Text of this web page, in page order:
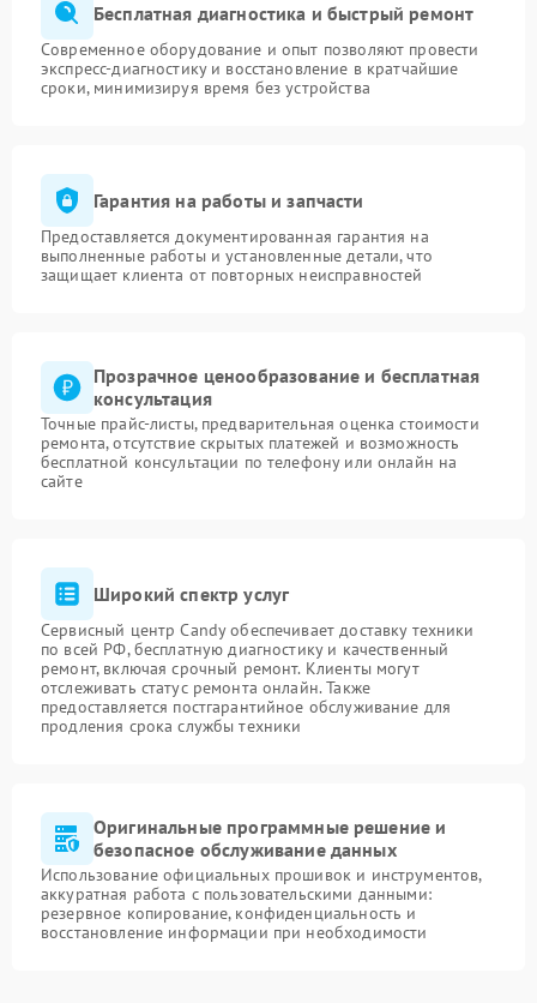
Бесплатная диагностика и быстрый ремонт
Современное оборудование и опыт позволяют провести
экспресс-диагностику и восстановление в кратчайшие
сроки, минимизируя время без устройства
Гарантия на работы и запчасти
Предоставляется документированная гарантия на
выполненные работы и установленные детали, что
защищает клиента от повторных неисправностей
Прозрачное ценообразование и бесплатная
консультация
Точные прайс-листы, предварительная оценка стоимости
ремонта, отсутствие скрытых платежей и возможность
бесплатной консультации по телефону или онлайн на
сайте
Широкий спектр услуг
Сервисный центр Candy обеспечивает доставку техники
по всей РФ, бесплатную диагностику и качественный
ремонт, включая срочный ремонт. Клиенты могут
отслеживать статус ремонта онлайн. Также
предоставляется постгарантийное обслуживание для
продления срока службы техники
Оригинальные программные решение и
безопасное обслуживание данных
Использование официальных прошивок и инструментов,
аккуратная работа с пользовательскими данными:
резервное копирование, конфиденциальность и
восстановление информации при необходимости